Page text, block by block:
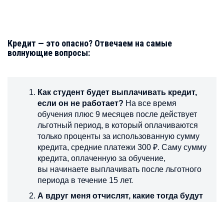
Кредит — это опасно? Отвечаем на самые
волнующие вопросы:
Как студент будет выплачивать кредит,
если он не работает? На все время
обучения плюс 9 месяцев после действует
льготный период, в который оплачиваются
только проценты за использованную сумму
кредита, средние платежи 300 ₽. Саму сумму
кредита, оплаченную за обучение,
вы начинаете выплачивать после льготного
периода в течение 15 лет.
А вдруг меня отчислят, какие тогда будут